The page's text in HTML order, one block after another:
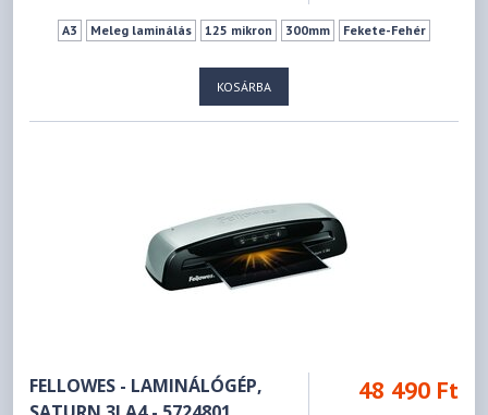
A3 Meleg laminálás 125 mikron 300mm Fekete-Fehér
KOSÁRBA
FELLOWES - LAMINÁLÓGÉP,
48 490 Ft